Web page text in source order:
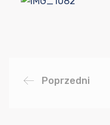
Poprzedni